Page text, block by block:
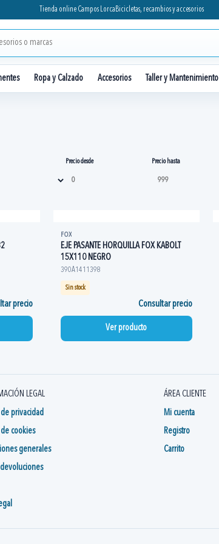
Tienda online Campos Lorca Bicicletas, recambios y accesorios
Ropa y Calzado Accesorios Taller y Mantenimiento
Precio desde Precio hasta
precio
FOX
EJE PASANTE HORQUILLA FOX KABOLT
15X110 NEGRO
390A1411398
Sin stock
Consultar precio
Ver producto
LEGAL
de privacidad
de cookies
generales
devoluciones
ÁREA CLIENTE
Mi cuenta
Registro
Carrito